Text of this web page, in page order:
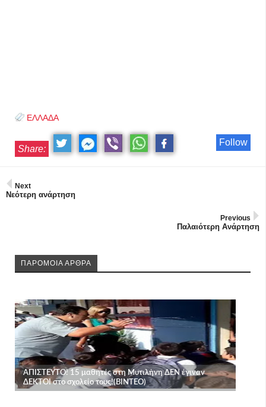
ΕΛΛΑΔΑ
Follow
Share:
Next
Νεότερη ανάρτηση
Previous
Παλαιότερη Ανάρτηση
ΠΑΡΟΜΟΙΑ ΑΡΘΡΑ